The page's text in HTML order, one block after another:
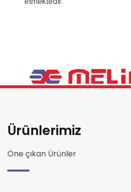
Ürünlerimiz
Öne çıkan Ürünler